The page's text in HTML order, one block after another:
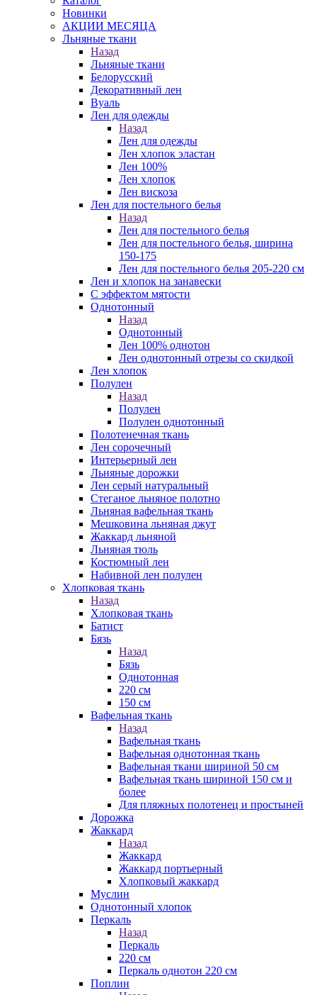
Новинки
АКЦИИ МЕСЯЦА
Льняные ткани
Назад
Льняные ткани
Белорусский
Декоративный лен
Вуаль
Лен для одежды
Назад
Лен для одежды
Лен хлопок эластан
Лен 100%
Лен хлопок
Лен вискоза
Лен для постельного белья
Назад
Лен для постельного белья
Лен для постельного белья, ширина
150-175
Лен для постельного белья 205-220 см
Лен и хлопок на занавески
С эффектом мятости
Однотонный
Назад
Однотонный
Лен 100% однотон
Лен однотонный отрезы со скидкой
Лен хлопок
Полулен
Назад
Полулен
Полулен однотонный
Полотенечная ткань
Лен сорочечный
Интерьерный лен
Льняные дорожки
Лен серый натуральный
Стеганое льняное полотно
Льняная вафельная ткань
Мешковина льняная джут
Жаккард льняной
Льняная тюль
Костюмный лен
Набивной лен полулен
Хлопковая ткань
Назад
Хлопковая ткань
Батист
Бязь
Назад
Бязь
Однотонная
220 см
150 см
Вафельная ткань
Назад
Вафельная ткань
Вафельная однотонная ткань
Вафельная ткани шириной 50 см
Вафельная ткань шириной 150 см и
более
Для пляжных полотенец и простыней
Дорожка
Жаккард
Назад
Жаккард
Жаккард портьерный
Хлопковый жаккард
Муслин
Однотонный хлопок
Перкаль
Назад
Перкаль
220 см
Перкаль однотон 220 см
Поплин